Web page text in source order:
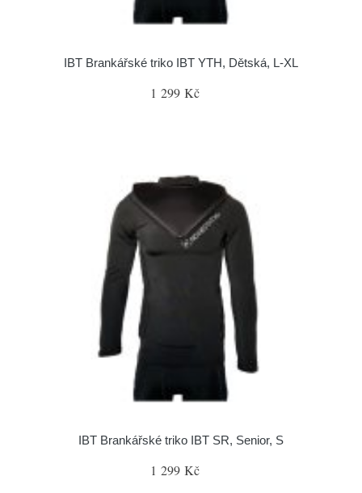
IBT Brankářské triko IBT YTH, Dětská, L-XL
1 299 Kč
IBT Brankářské triko IBT SR, Senior, S
1 299 Kč